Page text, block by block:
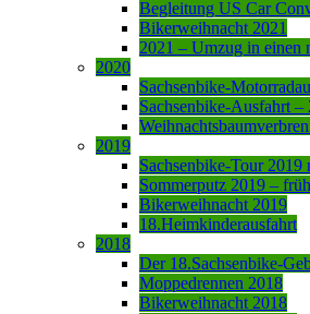
Begleitung US Car
Bikerweihnacht 2021
2021 – Umzug in einen
2020
Sachsenbike-
Sachsenbike-Ausfahrt –
2019
Sachsenbike-Tour 2019
Sommerputz 2019 –
Bikerweihnacht 2019
18.Heimkinderausfahrt
2018
Der 18.Sachsenbike-
Moppedrennen 2018
Bikerweihnacht 2018